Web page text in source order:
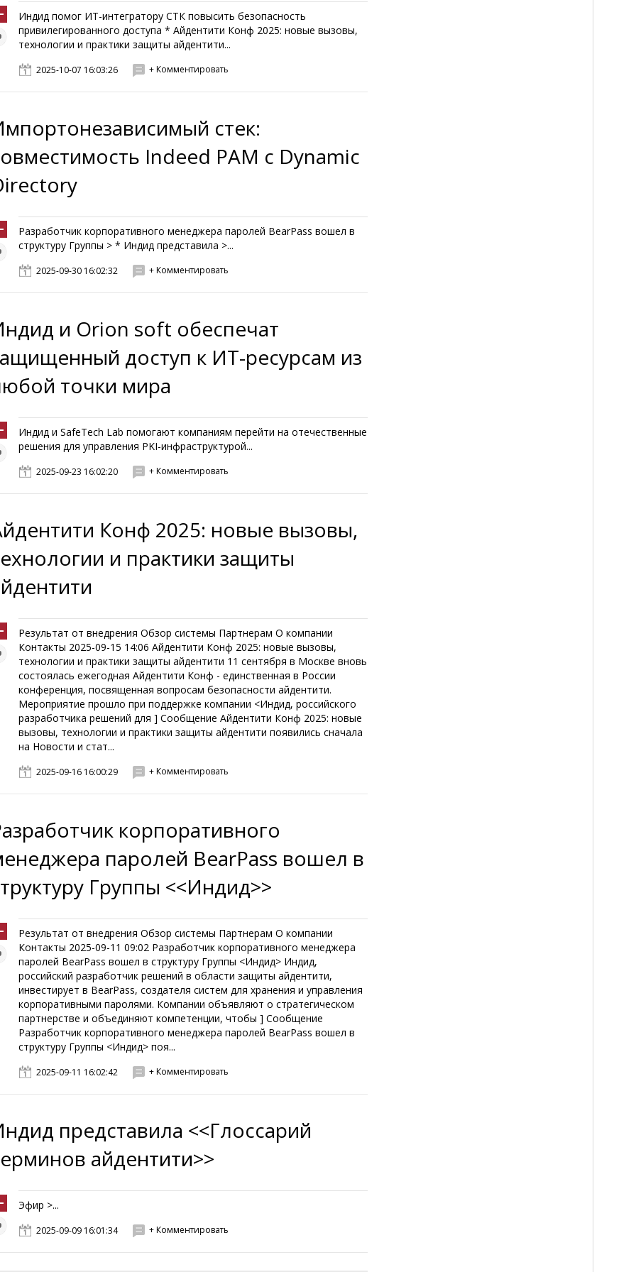
Индид помог ИТ-интегратору СТК повысить безопасность
привилегированного доступа * Айдентити Конф 2025: новые вызовы,
технологии и практики защиты айдентити...
2025-10-07 16:03:26 + Комментировать
стек:
Indeed PAM с Dynamic
Разработчик корпоративного менеджера паролей BearPass вошел в
структуру Группы > * Индид представила >...
2025-09-30 16:02:32 + Комментировать
и Orion soft обеспечат
доступ к ИТ-ресурсам из
точки мира
Индид и SafeTeсh Lab помогают компаниям перейти на отечественные
решения для управления PKI-инфраструктурой...
2025-09-23 16:02:20 + Комментировать
Конф 2025: новые вызовы,
и практики защиты
Результат от внедрения Обзор системы Партнерам О компании
Контакты 2025-09-15 14:06 Айдентити Конф 2025: новые вызовы,
технологии и практики защиты айдентити 11 сентября в Москве вновь
состоялась ежегодная Айдентити Конф - единственная в России
конференция, посвященная вопросам безопасности айдентити.
Мероприятие прошло при поддержке компании <Индид, российского
разработчика решений для ] Сообщение Айдентити Конф 2025: новые
вызовы, технологии и практики защиты айдентити появились сначала
на Новости и стат...
2025-09-16 16:00:29 + Комментировать
корпоративного
паролей BearPass вошел в
Группы <<Индид>>
Результат от внедрения Обзор системы Партнерам О компании
Контакты 2025-09-11 09:02 Разработчик корпоративного менеджера
паролей BearPass вошел в структуру Группы <Индид> Индид,
российский разработчик решений в области защиты айдентити,
инвестирует в BearPass, создателя систем для хранения и управления
корпоративными паролями. Компании объявляют о стратегическом
партнерстве и объединяют компетенции, чтобы ] Сообщение
Разработчик корпоративного менеджера паролей BearPass вошел в
структуру Группы <Индид> поя...
2025-09-11 16:02:42 + Комментировать
представила <<Глоссарий
айдентити>>
Эфир >...
2025-09-09 16:01:34 + Комментировать